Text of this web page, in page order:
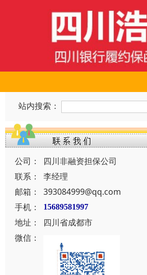
站内搜索：
公司：
四川非融资担保公司
联系：
李经理
邮箱：
393084999@qq.com
手机：
15689581997
地址：
四川省成都市
微信：